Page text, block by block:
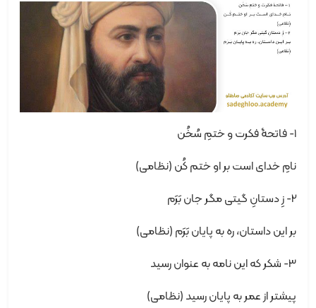
1- فاتحۀ فکرت و ختمِ سُخُن
نامِ خدای است بر او ختم کُن (نظامی)
2- زِ دستانِ گیتی مگر جان بَرَم
بر این داستان، ره به پایان بَرَم (نظامی)
3- شکر که این نامه به عنوان رسید
پیشتر از عمر به پایان رسید (نظامی)